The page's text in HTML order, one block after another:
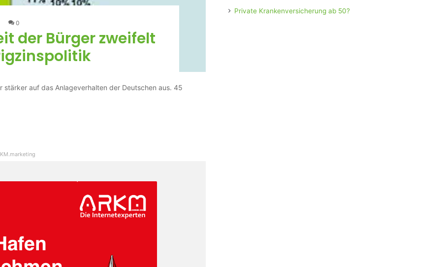
0
der Bürger zweifelt
stärker auf das Anlageverhalten der Deutschen aus. 45
Private Krankenversicherung ab 50?